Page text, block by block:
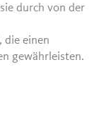
durch von der
die einen
gewährleisten.